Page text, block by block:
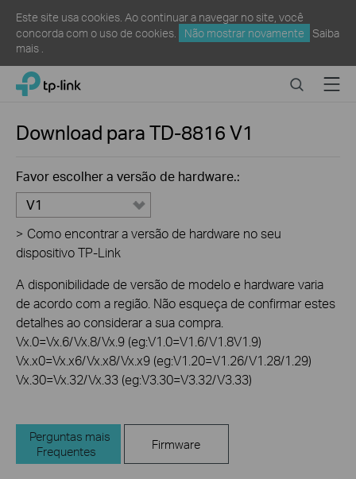
Este site usa cookies. Ao continuar a navegar no site, você
concorda com o uso de cookies.
Não mostrar novamente
Saiba
mais
Click
navigation
TP-Link, Reliably Smart SearchMenu
Download paraTD-8816V1
Favor escolher a versão de hardware.:
V1
> Como encontrar a versão de hardware no seu
dispositivo TP-Link
A disponibilidade de versão de modelo e hardware varia
de acordo com a região. Não esqueça de confirmar estes
detalhes ao considerar a sua compra.
Vx.0=Vx.6/Vx.8/Vx.9 (eg:V1.0=V1.6/V1.8V1.9)
Vx.x0=Vx.x6/Vx.x8/Vx.x9 (eg:V1.20=V1.26/V1.28/1.29)
Vx.30=Vx.32/Vx.33 (eg:V3.30=V3.32/V3.33)
Perguntas mais
Frequentes
Firmware